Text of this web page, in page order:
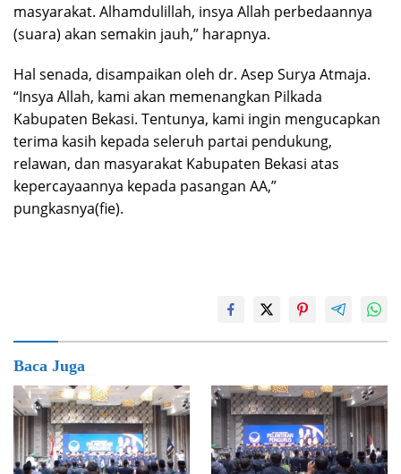
masyarakat. Alhamdulillah, insya Allah perbedaannya
(suara) akan semakin jauh,” harapnya.
Hal senada, disampaikan oleh dr. Asep Surya Atmaja.
“Insya Allah, kami akan memenangkan Pilkada
Kabupaten Bekasi. Tentunya, kami ingin mengucapkan
terima kasih kepada seleruh partai pendukung,
relawan, dan masyarakat Kabupaten Bekasi atas
kepercayaannya kepada pasangan AA,”
pungkasnya(fie).
Baca Juga